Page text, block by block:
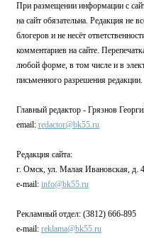
При размещении информации с
на сайт обязательна. Редакция не
блогеров и не несёт
комментариев на сайте.
любой форме, в том числе и в
письменного разрешения редакции.
Главный редактор - Грязнов
email: redactor@bk55.ru
Редакция сайта:
г. Омск, ул. Малая Ивановская, д.
e-mail: info@bk55.ru
Рекламный отдел: (3812) 666-895
e-mail: reklama@bk55.ru